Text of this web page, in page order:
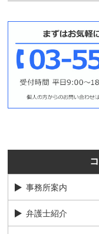
事務所案内
弁護士紹介